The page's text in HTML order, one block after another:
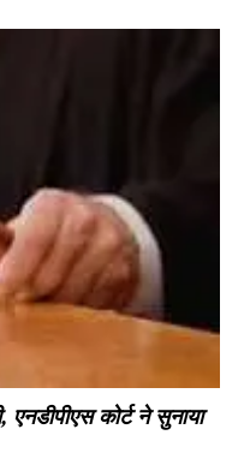
कोर्ट ने सुनाया